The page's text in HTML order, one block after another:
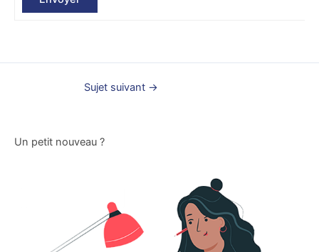
Sujet suivant →
Un petit nouveau ?